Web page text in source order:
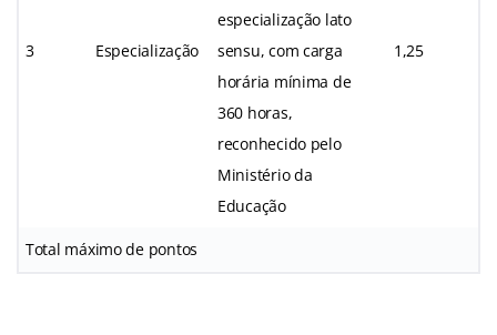
3 Especialização
especialização lato
sensu, com carga
horária mínima de
360 horas,
reconhecido pelo
Ministério da
Educação
1,25
Total máximo de pontos